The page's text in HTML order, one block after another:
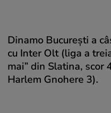
Dinamo București a
cu Inter Olt (liga a
mai” din Slatina, scor
Harlem Gnohere 3).